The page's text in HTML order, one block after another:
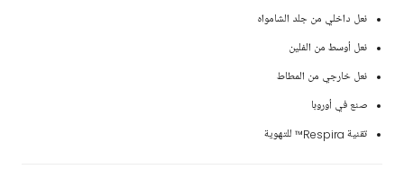
نعل داخلي من جلد الشامواه
نعل أوسط من الفلين
نعل خارجي من المطاط
صنع في أوروبا
تقنية Respira™ للتهوية